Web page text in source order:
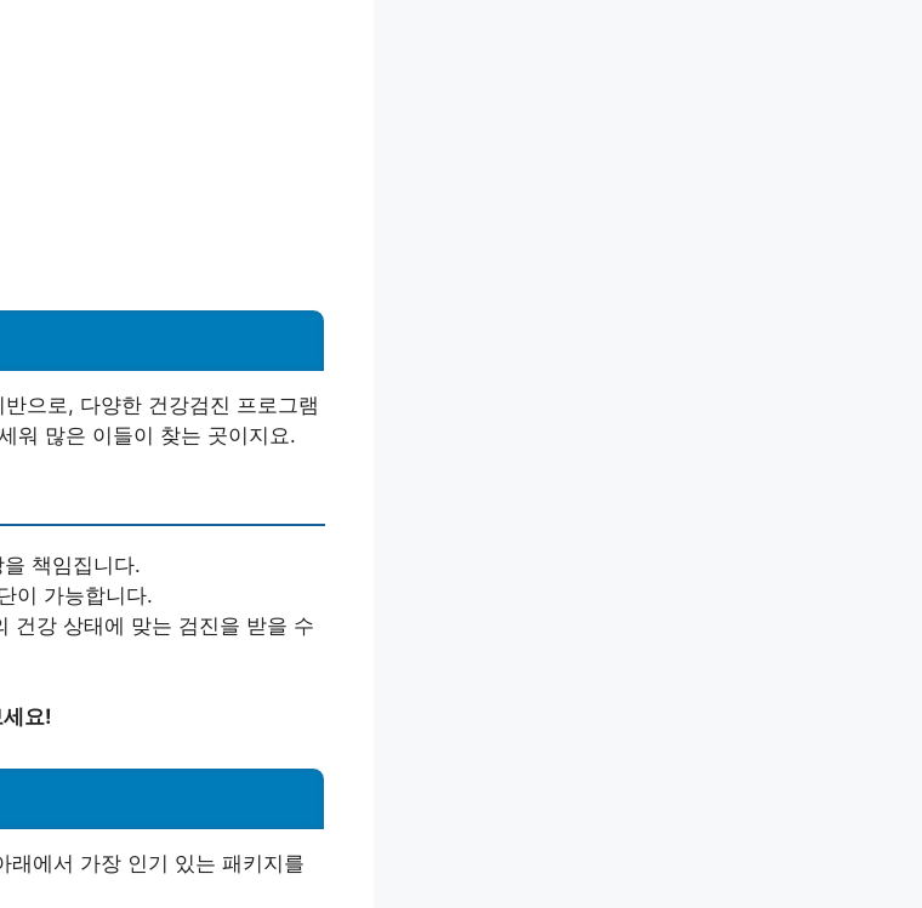
으로, 다양한 건강검진 프로그램
워 많은 이들이 찾는 곳이지요.
책임집니다.
이 가능합니다.
건강 상태에 맞는 검진을 받을 수
요!
래에서 가장 인기 있는 패키지를